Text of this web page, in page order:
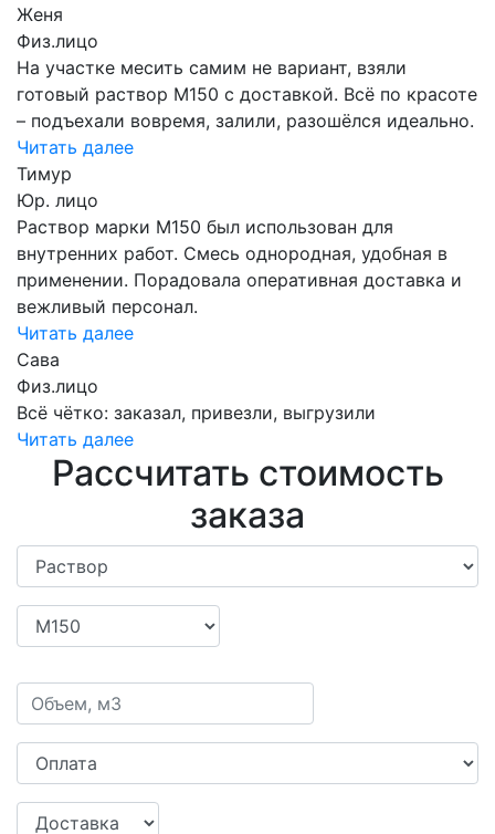
Женя
Физ.лицо
На участке месить самим не вариант, взяли
готовый раствор М150 с доставкой. Всё по красоте
– подъехали вовремя, залили, разошёлся идеально.
Читать далее
Тимур
Юр. лицо
Раствор марки М150 был использован для
внутренних работ. Смесь однородная, удобная в
применении. Порадовала оперативная доставка и
вежливый персонал.
Читать далее
Сава
Физ.лицо
Всё чётко: заказал, привезли, выгрузили
Читать далее
Рассчитать стоимость
заказа